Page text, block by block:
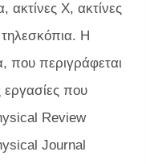
ακτίνες Χ, ακτίνες
Η
που περιγράφεται
που
Review
Journal